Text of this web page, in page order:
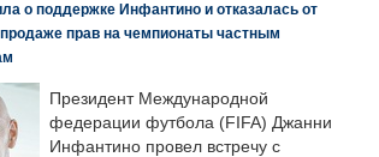
о поддержке Инфантино и отказалась от
продаже прав на чемпионаты частным
Президент Международной
федерации футбола (FIFA) Джанни
Инфантино провел встречу с